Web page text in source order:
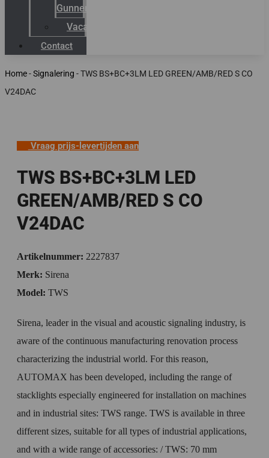
Gunneman
Vacatures
Contact
Home-Signalering -TWS BS+BC+3LM LED GREEN/AMB/RED S CO
V24DAC
Vraag prijs-levertijden aan
TWS BS+BC+3LM LED
GREEN/AMB/RED S CO
V24DAC
Artikelnummer: 2227837
Merk: Sirena
Model: TWS
Sirena, leader in the visual and acoustic signaling industry, is
aware of the continuous manufacturing renovation process
characterizing the industrial world. For this reason,
AUTOMAX has been developed, including the range of
stacklights especially engineered for installation on machines
and in industrial sites: TWS range. TWS is available in three
different sizes, suitable for all types of industrial applications,
and with a wide range of accessories: / TWS: 70 mm